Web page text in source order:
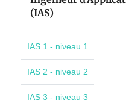
(IAS)
IAS 1 - niveau 1
IAS 2 - niveau 2
IAS 3 - niveau 3